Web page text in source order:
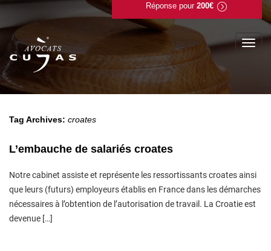
Réponse pour 200€
Tag Archives: croates
L’embauche de salariés croates
Notre cabinet assiste et représente les ressortissants croates ainsi
que leurs (futurs) employeurs établis en France dans les démarches
nécessaires à l’obtention de l’autorisation de travail. La Croatie est
devenue […]